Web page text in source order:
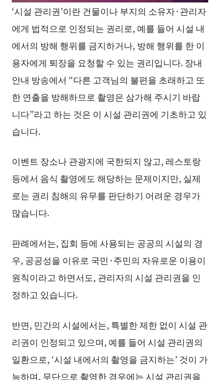
‘시설 관리권’이란 건물이나 부지의 소유자·관리자
에게 법적으로 인정되는 권리로, 예를 들어 시설 내
에서의 방해 행위를 금지하거나, 방해 행위를 한 이
용자에게 퇴장을 요청할 수 있는 권리입니다. 장내
안내 방송에서 “다른 고객님의 불편을 초래하고 또
한 연출을 방해하므로 촬영은 삼가해 주시기 바랍
니다”라고 하는 것은 이 시설 관리권에 기초하고 있
습니다.
이벤트 장소나 관광지에 국한되지 않고, 레스토랑
등에서 음식 촬영에도 해당하는 문제이지만, 실제
로는 권리 침해의 유무를 판단하기 어려운 경우가
많습니다.
판례에서는, 집회 등에 사용되는 공공의 시설의 경
우, 공공성을 이유로 국민·주민의 자유로운 이용이
원칙이라고 하면서도, 관리자의 시설 관리권을 인
정하고 있습니다.
반면, 민간의 시설에서는, 특별한 제한 없이 시설 관
리권이 인정되고 있으며, 예를 들어 시설 관리권의
일환으로, ‘시설 내에서의 촬영을 금지하는’ 것이 가
능하며, 무단으로 촬영한 경우에는 시설 관리권을